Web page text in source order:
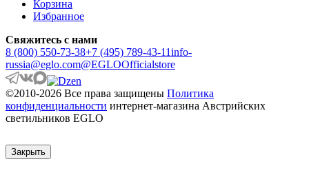
ARRECIFE
ARTANA
ASBY
ASINDRO
ATOLLARI
AULIYE
AUROTONELLO
AUSTELL
AZAR 60
AZBARREN
BAILRIGG
BALEZZE
Корзина
Избранное
Свяжитесь с нами
8 (800) 550-73-38+7 (495) 789-43-11info-
russia@eglo.com@EGLOOfficialstore
©2010-2026 Все права защищены Политика
конфиденциальности интернет-магазина Австрийских
светильников EGLO
Закрыть